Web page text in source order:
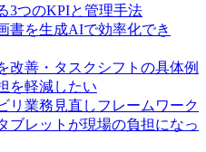
3つのKPIと管理手法
書を生成AIで効率化でき
改善・タスクシフトの具体例
を軽減したい
リ業務見直しフレームワーク
ブレットが現場の負担になっ